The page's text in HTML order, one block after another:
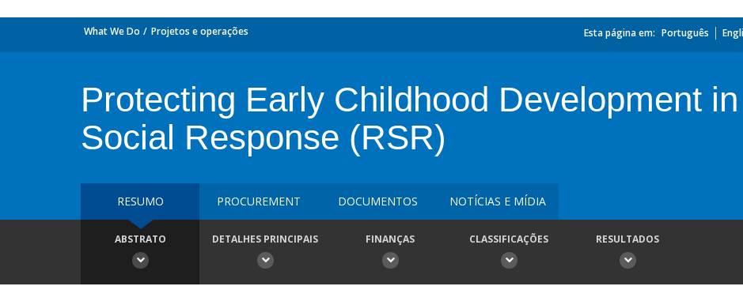
What We Do Projetos e operações Esta página em: Português
Protecting Early Childhood Development
Social Response (RSR)
RESUMO PROCUREMENT DOCUMENTOS NOTÍCIAS E MÍDIA
ABSTRATO DETALHES PRINCIPAIS FINANÇAS CLASSIFICAÇÕES RESULTADOS